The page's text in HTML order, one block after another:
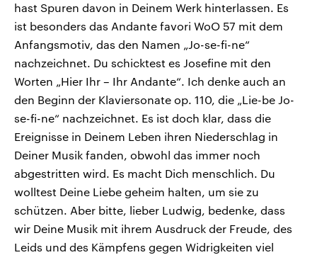
hast Spuren davon in Deinem Werk hinterlassen. Es
ist besonders das Andante favori WoO 57 mit dem
Anfangsmotiv, das den Namen „Jo-se-fi-ne“
nachzeichnet. Du schicktest es Josefine mit den
Worten „Hier Ihr – Ihr Andante“. Ich denke auch an
den Beginn der Klaviersonate op. 110, die „Lie-be Jo-
se-fi-ne“ nachzeichnet. Es ist doch klar, dass die
Ereignisse in Deinem Leben ihren Niederschlag in
Deiner Musik fanden, obwohl das immer noch
abgestritten wird. Es macht Dich menschlich. Du
wolltest Deine Liebe geheim halten, um sie zu
schützen. Aber bitte, lieber Ludwig, bedenke, dass
wir Deine Musik mit ihrem Ausdruck der Freude, des
Leids und des Kämpfens gegen Widrigkeiten viel